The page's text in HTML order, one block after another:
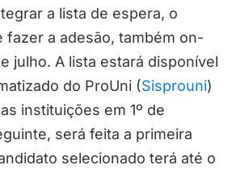
a lista de espera, o
fazer a adesão, também on-
julho. A lista estará disponível
do ProUni (Sisprouni)
instituições em 1º de
será feita a primeira
selecionado terá até o